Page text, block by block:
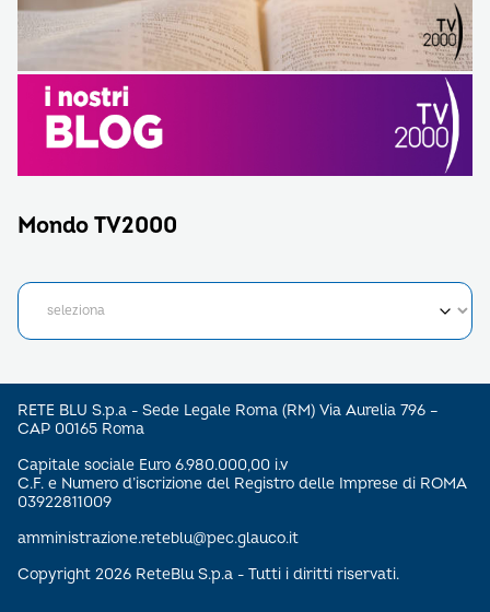
Mondo TV2000
RETE BLU S.p.a - Sede Legale Roma (RM) Via Aurelia 796 –
CAP 00165 Roma
Capitale sociale Euro 6.980.000,00 i.v
C.F. e Numero d’iscrizione del Registro delle Imprese di ROMA
03922811009
amministrazione.reteblu@pec.glauco.it
Copyright 2026 ReteBlu S.p.a - Tutti i diritti riservati.